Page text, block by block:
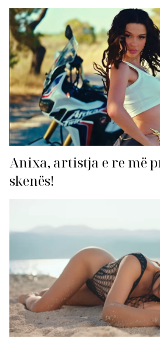
Anixa, artistja e re më
skenës!